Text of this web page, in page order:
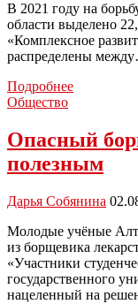
В 2021 году на
области выделено
«Комплексное
распределены
ПодробнееВ
борщевика
могут
делать
посуду
Общество
Опасный
полезным
Дарья Собянина
Молодые учёные
из борщевика
«Участники
государственного
нацеленный на